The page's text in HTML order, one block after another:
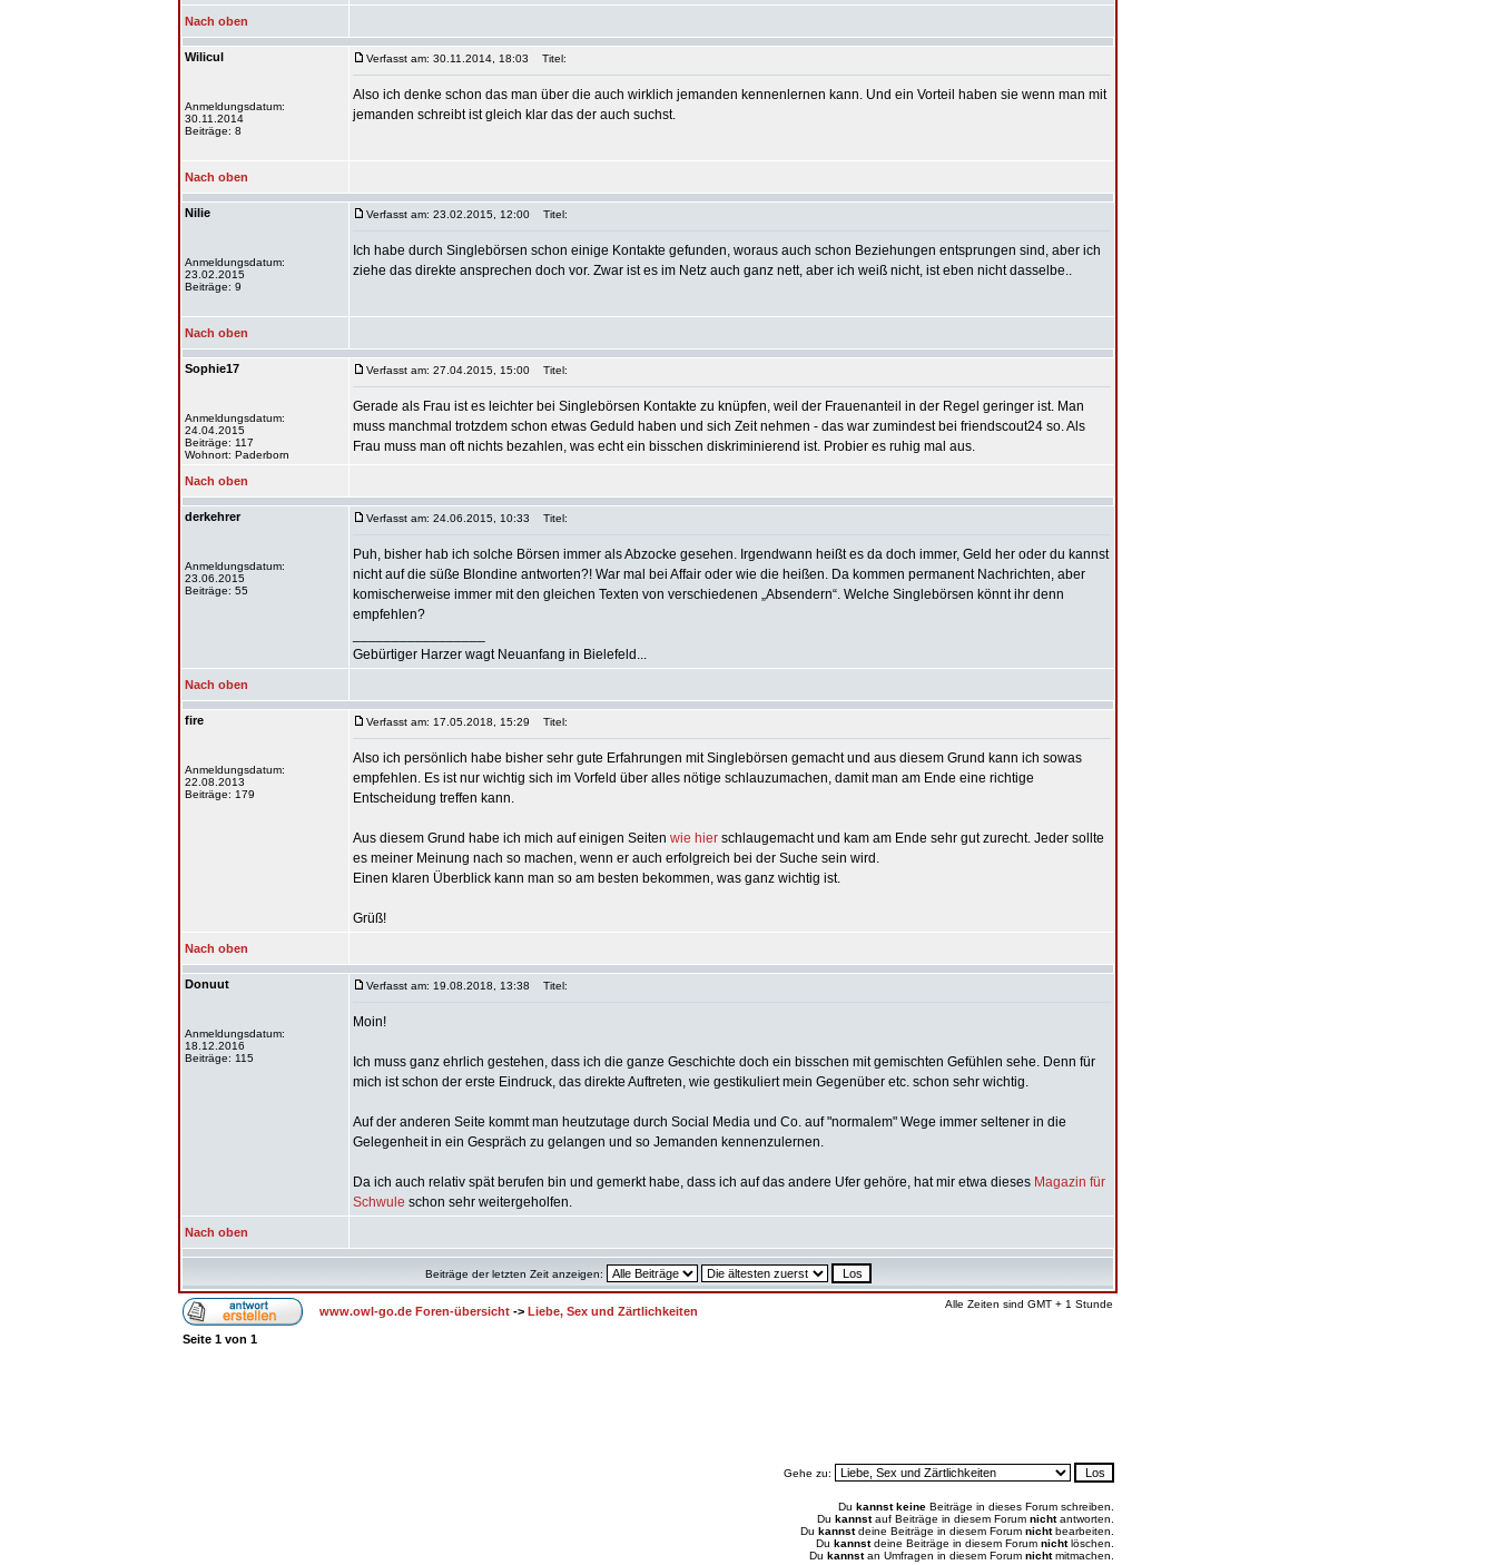
Nach oben
Wilicul
Anmeldungsdatum:
30.11.2014
Beiträge: 8
Verfasst am: 30.11.2014, 18:03 Titel:
Also ich denke schon das man über die auch wirklich jemanden kennenlernen kann. Und ein Vorteil haben sie wenn man mit
jemanden schreibt ist gleich klar das der auch suchst.
Nach oben
Nilie
Anmeldungsdatum:
23.02.2015
Beiträge: 9
Verfasst am: 23.02.2015, 12:00 Titel:
Ich habe durch Singlebörsen schon einige Kontakte gefunden, woraus auch schon Beziehungen entsprungen sind, aber ich
ziehe das direkte ansprechen doch vor. Zwar ist es im Netz auch ganz nett, aber ich weiß nicht, ist eben nicht dasselbe..
Nach oben
Sophie17
Anmeldungsdatum:
24.04.2015
Beiträge: 117
Wohnort: Paderborn
Verfasst am: 27.04.2015, 15:00 Titel:
Gerade als Frau ist es leichter bei Singlebörsen Kontakte zu knüpfen, weil der Frauenanteil in der Regel geringer ist. Man
muss manchmal trotzdem schon etwas Geduld haben und sich Zeit nehmen - das war zumindest bei friendscout24 so. Als
Frau muss man oft nichts bezahlen, was echt ein bisschen diskriminierend ist. Probier es ruhig mal aus.
Nach oben
derkehrer
Anmeldungsdatum:
23.06.2015
Beiträge: 55
Verfasst am: 24.06.2015, 10:33 Titel:
Puh, bisher hab ich solche Börsen immer als Abzocke gesehen. Irgendwann heißt es da doch immer, Geld her oder du kannst
nicht auf die süße Blondine antworten?! War mal bei Affair oder wie die heißen. Da kommen permanent Nachrichten, aber
komischerweise immer mit den gleichen Texten von verschiedenen „Absendern“. Welche Singlebörsen könnt ihr denn
empfehlen?
Gebürtiger Harzer wagt Neuanfang in Bielefeld...
Nach oben
fire
Anmeldungsdatum:
22.08.2013
Beiträge: 179
Verfasst am: 17.05.2018, 15:29 Titel:
Also ich persönlich habe bisher sehr gute Erfahrungen mit Singlebörsen gemacht und aus diesem Grund kann ich sowas
empfehlen. Es ist nur wichtig sich im Vorfeld über alles nötige schlauzumachen, damit man am Ende eine richtige
Entscheidung treffen kann.
Aus diesem Grund habe ich mich auf einigen Seiten wie hier schlaugemacht und kam am Ende sehr gut zurecht. Jeder sollte
es meiner Meinung nach so machen, wenn er auch erfolgreich bei der Suche sein wird.
Einen klaren Überblick kann man so am besten bekommen, was ganz wichtig ist.
Grüß!
Nach oben
Donuut
Anmeldungsdatum:
18.12.2016
Beiträge: 115
Verfasst am: 19.08.2018, 13:38 Titel:
Moin!
Ich muss ganz ehrlich gestehen, dass ich die ganze Geschichte doch ein bisschen mit gemischten Gefühlen sehe. Denn für
mich ist schon der erste Eindruck, das direkte Auftreten, wie gestikuliert mein Gegenüber etc. schon sehr wichtig.
Auf der anderen Seite kommt man heutzutage durch Social Media und Co. auf "normalem" Wege immer seltener in die
Gelegenheit in ein Gespräch zu gelangen und so Jemanden kennenzulernen.
Da ich auch relativ spät berufen bin und gemerkt habe, dass ich auf das andere Ufer gehöre, hat mir etwa dieses Magazin für
Schwule schon sehr weitergeholfen.
Nach oben
Beiträge der letzten Zeit anzeigen:
www.owl-go.de Foren-übersicht -> Liebe, Sex und Zärtlichkeiten
Alle Zeiten sind GMT + 1 Stunde
Seite 1 von 1
Gehe zu:
Du kannst keine Beiträge in dieses Forum schreiben.
Du kannstauf Beiträge in diesem Forum nichtantworten.
Du kannstdeine Beiträge in diesem Forum nichtbearbeiten.
Du kannstdeine Beiträge in diesem Forum nichtlöschen.
Du kannstan Umfragen in diesem Forum nichtmitmachen.